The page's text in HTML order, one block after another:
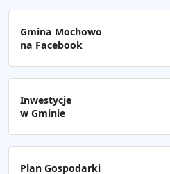
Gmina Mochowo
na Facebook
Inwestycje
w Gminie
Plan Gospodarki